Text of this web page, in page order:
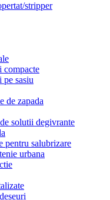
stripper
compacte
pe sasiu
de zapada
solutii degivrante
pentru salubrizare
urbana